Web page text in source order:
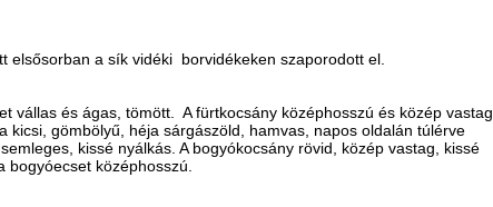
elsősorban a sík vidéki borvidékeken szaporodott el.
vállas és ágas, tömött. A fürtkocsány középhosszú és közép vastag,
gömbölyű, héja sárgászöld, hamvas, napos oldalán túlérve
kissé nyálkás. A bogyókocsány rövid, közép vastag, kissé
középhosszú.